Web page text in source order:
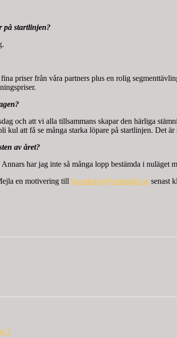
på startlinjen?
priser från våra partners plus en rolig
och att vi alla tillsammans skapar den härliga
kul att få se många starka löpare på startlinjen. Det
av året?
har jag inte så många lopp bestämda i
en motivering till bg.nilensjo@springlfa.se senast
3